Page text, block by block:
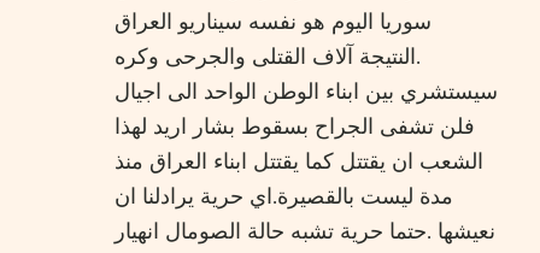
سوريا اليوم هو نفسه سيناريو العراق
.النتيجة آلاف القتلى والجرحى وكره
سيستشري بين ابناء الوطن الواحد الى اجيال
فلن تشفى الجراح بسقوط بشار اريد لهذا
الشعب ان يقتتل كما يقتتل ابناء العراق منذ
مدة ليست بالقصيرة.اي حرية يرادلنا ان
نعيشها .حتما حرية تشبه حالة الصومال انهيار